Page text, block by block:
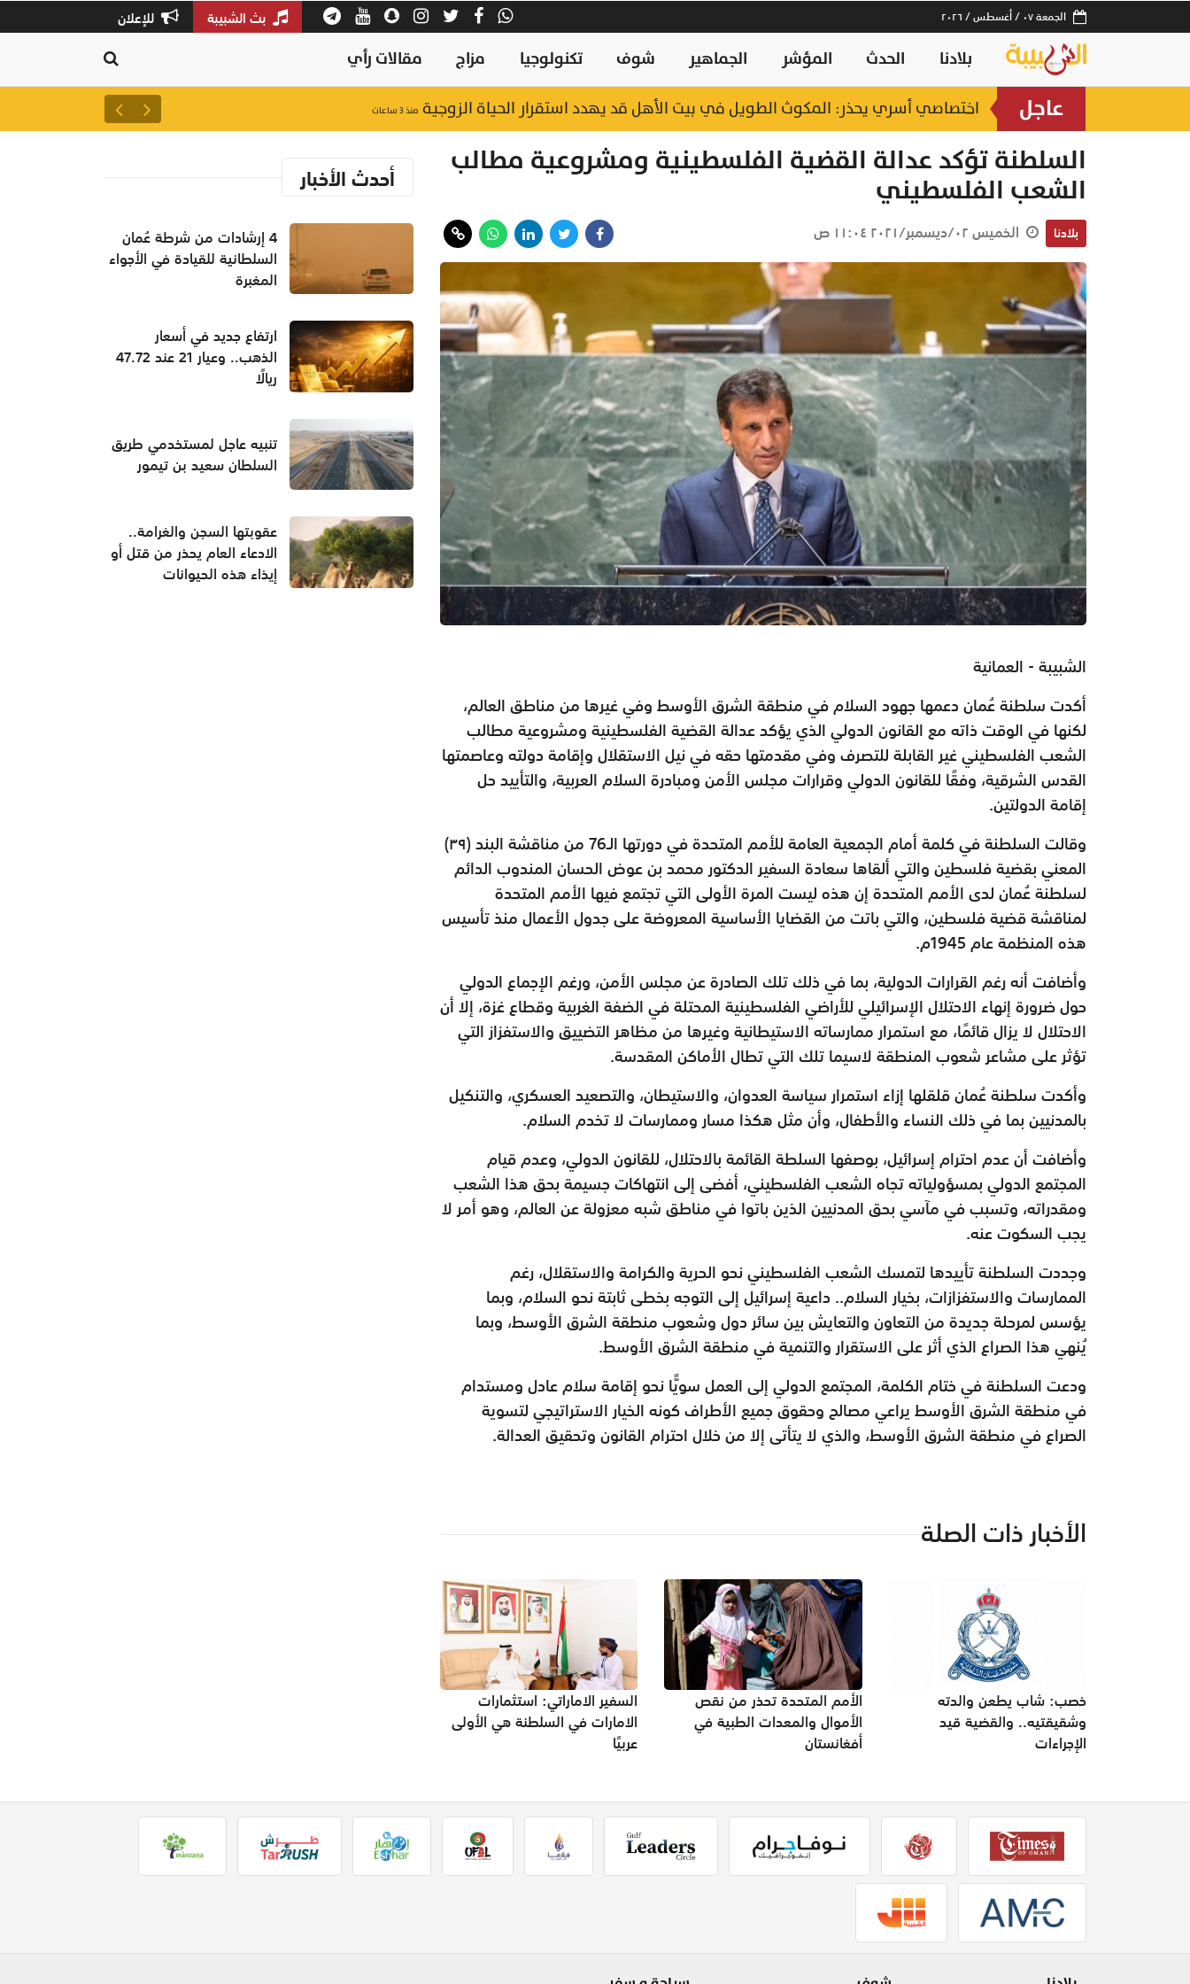
الجمعة ٠٧ / أغسطس / ٢٠٢٦ بث الشبيبة للإعلان
بلادنا الحدث المؤشر الجماهير شوف تكنولوجيا مزاج مقالات رأي
عاجل اختصاصي أسري يحذر: المكوث الطويل في بيت الأهل قد يهدد استقرار الحياة الزوجية منذ ٣ ساعات ارتفاع جديد في أسعار الذهب.. وعيار 21 عند
السلطنة تؤكد عدالة القضية الفلسطينية ومشروعية مطالب
الشعب الفلسطيني
بلادنا الخميس ٠٢/ديسمبر/٢٠٢١ ١١:٠٤ ص
الشبيبة - العمانية
أكدت سلطنة عُمان دعمها جهود السلام في منطقة الشرق الأوسط وفي غيرها من مناطق العالم،
لكنها في الوقت ذاته مع القانون الدولي الذي يؤكد عدالة القضية الفلسطينية ومشروعية مطالب
الشعب الفلسطيني غير القابلة للتصرف وفي مقدمتها حقه في نيل الاستقلال وإقامة دولته وعاصمتها
القدس الشرقية، وفقًا للقانون الدولي وقرارات مجلس الأمن ومبادرة السلام العربية، والتأييد حل
إقامة الدولتين.
وقالت السلطنة في كلمة أمام الجمعية العامة للأمم المتحدة في دورتها الـ76 من مناقشة البند (۳۹)
المعني بقضية فلسطين والتي ألقاها سعادة السفير الدكتور محمد بن عوض الحسان المندوب الدائم
لسلطنة عُمان لدى الأمم المتحدة إن هذه ليست المرة الأولى التي تجتمع فيها الأمم المتحدة
لمناقشة قضية فلسطين، والتي باتت من القضايا الأساسية المعروضة على جدول الأعمال منذ تأسيس
هذه المنظمة عام 1945م.
وأضافت أنه رغم القرارات الدولية، بما في ذلك تلك الصادرة عن مجلس الأمن، ورغم الإجماع الدولي
حول ضرورة إنهاء الاحتلال الإسرائيلي للأراضي الفلسطينية المحتلة في الضفة الغربية وقطاع غزة، إلا أن
الاحتلال لا يزال قائمًا، مع استمرار ممارساته الاستيطانية وغيرها من مظاهر التضييق والاستفزاز التي
تؤثر على مشاعر شعوب المنطقة لاسيما تلك التي تطال الأماكن المقدسة.
وأكدت سلطنة عُمان قلقلها إزاء استمرار سياسة العدوان، والاستيطان، والتصعيد العسكري، والتنكيل
بالمدنيين بما في ذلك النساء والأطفال، وأن مثل هكذا مسار وممارسات لا تخدم السلام.
وأضافت أن عدم احترام إسرائيل، بوصفها السلطة القائمة بالاحتلال، للقانون الدولي، وعدم قيام
المجتمع الدولي بمسؤولياته تجاه الشعب الفلسطيني، أفضى إلى انتهاكات جسيمة بحق هذا الشعب
ومقدراته، وتسبب في مآسي بحق المدنيين الذين باتوا في مناطق شبه معزولة عن العالم، وهو أمر لا
يجب السكوت عنه.
وجددت السلطنة تأييدها لتمسك الشعب الفلسطيني نحو الحرية والكرامة والاستقلال، رغم
الممارسات والاستفزازات، بخيار السلام.. داعية إسرائيل إلى التوجه بخطى ثابتة نحو السلام، وبما
يؤسس لمرحلة جديدة من التعاون والتعايش بين سائر دول وشعوب منطقة الشرق الأوسط، وبما
يُنهي هذا الصراع الذي أثر على الاستقرار والتنمية في منطقة الشرق الأوسط.
ودعت السلطنة في ختام الكلمة، المجتمع الدولي إلى العمل سويًّا نحو إقامة سلام عادل ومستدام
في منطقة الشرق الأوسط يراعي مصالح وحقوق جميع الأطراف كونه الخيار الاستراتيجي لتسوية
الصراع في منطقة الشرق الأوسط، والذي لا يتأتى إلا من خلال احترام القانون وتحقيق العدالة.
الأخبار ذات الصلة
خصب: شاب يطعن والدته
وشقيقتيه.. والقضية قيد
الإجراءات
الأمم المتحدة تحذر من نقص
الأموال والمعدات الطبية في
أفغانستان
السفير الاماراتي: استثمارات
الامارات في السلطنة هي الأولى
عربيًا
أحدث الأخبار
4 إرشادات من شرطة عُمان
السلطانية للقيادة في الأجواء
المغبرة
ارتفاع جديد في أسعار
الذهب.. وعيار 21 عند 47.72
ريالًا
تنبيه عاجل لمستخدمي طريق
السلطان سعيد بن تيمور
عقوبتها السجن والغرامة..
الادعاء العام يحذر من قتل أو
إيذاء هذه الحيوانات